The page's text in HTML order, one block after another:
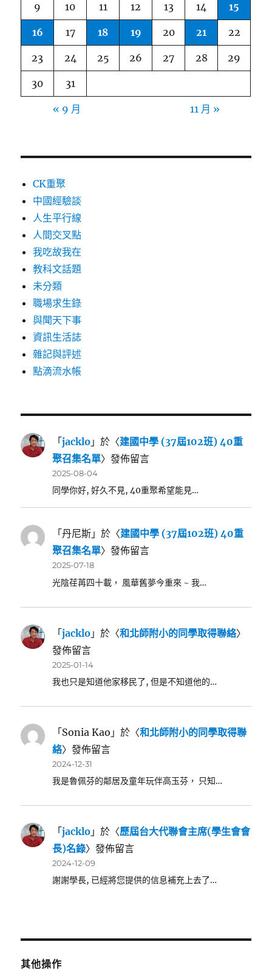
9 10 11 12 13 14 15
16 17 18 19 20 21 22
23 24 25 26 27 28 29
30 31
« 9 月 11 月 »
CK重聚
中國經驗談
人生平行線
人間交叉點
我吃故我在
教科文話題
未分類
職場求生錄
與聞天下事
資訊生活誌
雜記與評述
點滴流水帳
「jacklo 」於〈建國中學 (37屆102班) 40重
聚召集名單〉發佈留言
2025-08-04
同學你好, 好久不見, 40重聚希望能見…
「丹尼斯 」於〈建國中學 (37屆102班) 40重
聚召集名單〉發佈留言
2025-07-18
光陰荏苒四十載， 風華舊夢今重來 ~ 我…
「jacklo 」於〈和北師附小的同學取得聯絡〉
發佈留言
2025-01-14
我也只是知道他家移民了, 但是不知道他的…
「Sonia Kao 」於〈和北師附小的同學取得聯
絡〉發佈留言
2024-12-31
我是魯佩芬的鄰居及童年玩伴高玉芬， 只知…
「jacklo 」於〈歷屆台大代聯會主席(學生會會
長)名錄〉發佈留言
2024-12-09
謝謝學長, 已經將您提供的信息補充上去了…
其他操作